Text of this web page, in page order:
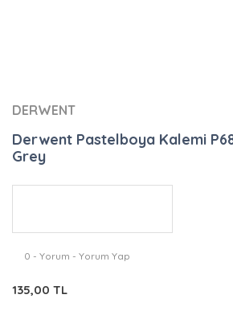
DERWENT
Derwent Pastelboya Kalemi
Grey
0 - Yorum - Yorum Yap
135,00 TL